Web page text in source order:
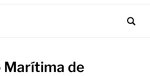
Marítima de